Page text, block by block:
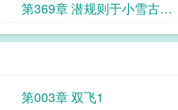
娜扎5
第369章 潜规则于小雪古力
娜扎1
第003章 双飞1